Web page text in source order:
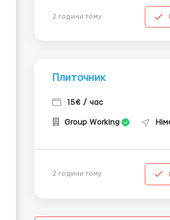
2 години тому
Плиточник
15€ / час
Group Working
2 години тому